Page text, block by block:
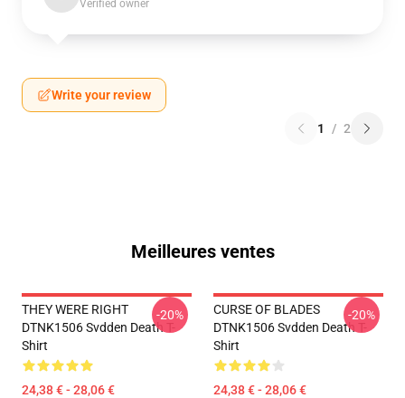
Verified owner
Write your review
1 / 2
Meilleures ventes
THEY WERE RIGHT
DTNK1506 Svdden Death T-
Shirt
24,38 € - 28,06 €
-20%
CURSE OF BLADES
DTNK1506 Svdden Death T-
Shirt
24,38 € - 28,06 €
-20%